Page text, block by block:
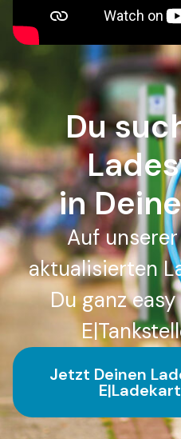
Du
in
Auf
aktualisierten
Du ganz
Jetzt Deinen